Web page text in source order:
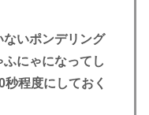
ないポンデリング
にゃになってし
程度にしておく